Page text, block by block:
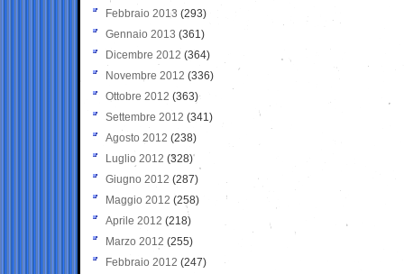
Febbraio 2013 (293)
Gennaio 2013 (361)
Dicembre 2012 (364)
Novembre 2012 (336)
Ottobre 2012 (363)
Settembre 2012 (341)
Agosto 2012 (238)
Luglio 2012 (328)
Giugno 2012 (287)
Maggio 2012 (258)
Aprile 2012 (218)
Marzo 2012 (255)
Febbraio 2012 (247)